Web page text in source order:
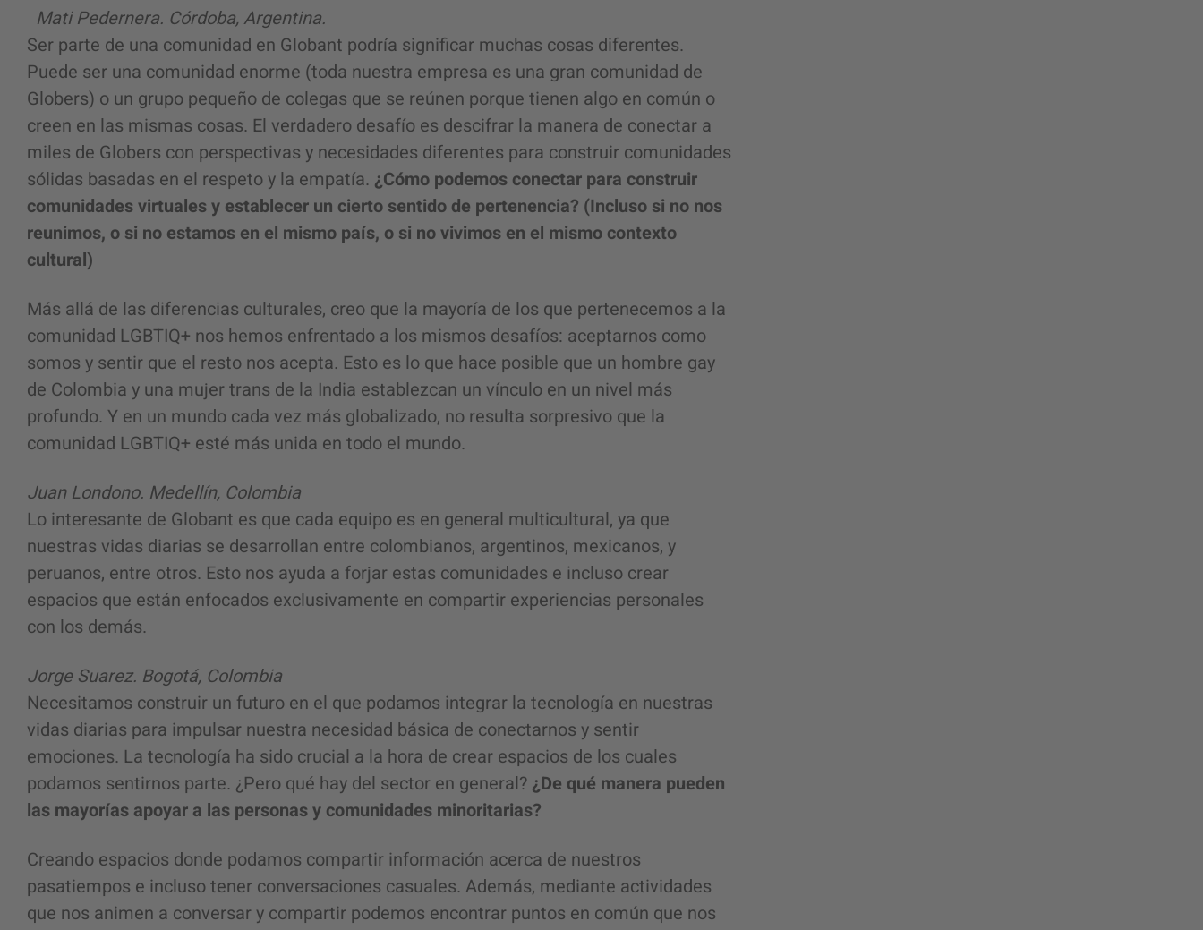
Mati Pedernera. Córdoba, Argentina.
Ser parte de una comunidad en Globant podría significar muchas cosas diferentes.
Puede ser una comunidad enorme (toda nuestra empresa es una gran comunidad de
Globers) o un grupo pequeño de colegas que se reúnen porque tienen algo en común o
creen en las mismas cosas. El verdadero desafío es descifrar la manera de conectar a
miles de Globers con perspectivas y necesidades diferentes para construir comunidades
sólidas basadas en el respeto y la empatía. ¿Cómo podemos conectar para construir
comunidades virtuales y establecer un cierto sentido de pertenencia? (Incluso si no nos
reunimos, o si no estamos en el mismo país, o si no vivimos en el mismo contexto
cultural)
Más allá de las diferencias culturales, creo que la mayoría de los que pertenecemos a la
comunidad LGBTIQ+ nos hemos enfrentado a los mismos desafíos: aceptarnos como
somos y sentir que el resto nos acepta. Esto es lo que hace posible que un hombre gay
de Colombia y una mujer trans de la India establezcan un vínculo en un nivel más
profundo. Y en un mundo cada vez más globalizado, no resulta sorpresivo que la
comunidad LGBTIQ+ esté más unida en todo el mundo.
Juan Londono. Medellín, Colombia
Lo interesante de Globant es que cada equipo es en general multicultural, ya que
nuestras vidas diarias se desarrollan entre colombianos, argentinos, mexicanos, y
peruanos, entre otros. Esto nos ayuda a forjar estas comunidades e incluso crear
espacios que están enfocados exclusivamente en compartir experiencias personales
con los demás.
Jorge Suarez. Bogotá, Colombia
Necesitamos construir un futuro en el que podamos integrar la tecnología en nuestras
vidas diarias para impulsar nuestra necesidad básica de conectarnos y sentir
emociones. La tecnología ha sido crucial a la hora de crear espacios de los cuales
podamos sentirnos parte. ¿Pero qué hay del sector en general? ¿De qué manera pueden
las mayorías apoyar a las personas y comunidades minoritarias?
Creando espacios donde podamos compartir información acerca de nuestros
pasatiempos e incluso tener conversaciones casuales. Además, mediante actividades
que nos animen a conversar y compartir podemos encontrar puntos en común que nos